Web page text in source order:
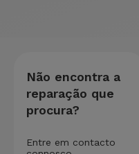
Não encontra a
reparação que
procura?
Entre em contacto